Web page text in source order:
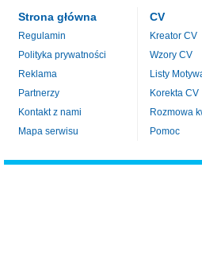
Strona główna
Regulamin
Polityka prywatności
Reklama
Partnerzy
Kontakt z nami
Mapa serwisu
CV
Kreator CV
Wzory CV
Listy
Korekta CV
Rozmowa
Pomoc